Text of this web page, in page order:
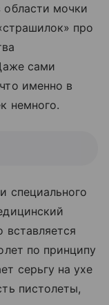
мочки
про
сами
именно в
немного.
специального
вставляется
по принципу
серьгу на ухе
пистолеты,